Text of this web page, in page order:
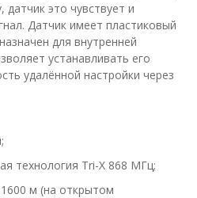
датчик это чувствует и
Датчик имеет пластиковый
для внутренней
устанавливать его
удалённой настройки через
технология Tri-X 868 МГц;
м (на открытом